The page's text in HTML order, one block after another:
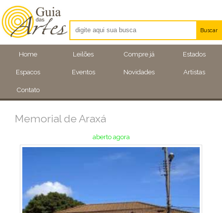
Home Leilões Compre já Estados
Espacos Eventos Novidades Artistas
Contato
Buscar
Artistas
Eventos
Memorial de Araxá
aberto agora